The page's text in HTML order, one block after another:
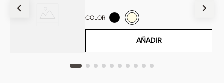
COLOR
AÑADIR